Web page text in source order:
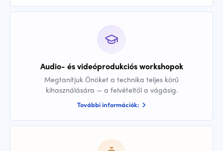
Audio- és videóprodukciós workshopok
Megtanítjuk Önöket a technika teljes körű
kihasználására — a felvételtől a vágásig.
További információk: